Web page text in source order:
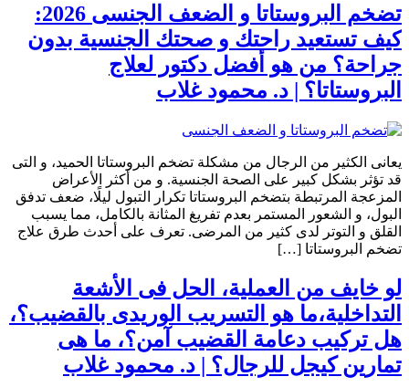
تضخم البروستاتا و الضعف الجنسى 2026:
كيف تستعيد راحتك و صحتك الجنسية بدون
جراحة؟ من هو أفضل دكتور لعلاج
البروستاتا؟ | د. محمود غلاب
يعانى الكثير من الرجال من مشكلة تضخم البروستاتا الحميد، و التى
قد تؤثر بشكل كبير على الصحة الجنسية. و من أكثر الأعراض
المزعجة المرتبطة بتضخم البروستاتا تكرار التبول ليلًا، ضعف تدفق
البول، و الشعور المستمر بعدم تفريغ المثانة بالكامل، مما يسبب
القلق و التوتر لدى كثير من المرضى. تعرف على أحدث طرق علاج
تضخم البروستاتا […]
لو خايف من العملية، الحل فى الأشعة
التداخلية،ما هو التسريب الوريدى بالقضيب؟،
هل تركيب دعامة القضيب آمن؟، ما هى
تمارين كيجل للرجال؟ | د. محمود غلاب